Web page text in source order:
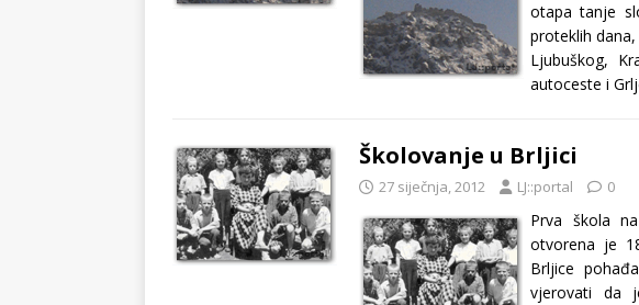
otapa tanje
proteklih
Ljubuškog,
autoceste i
Školovanje u Brljici
27 siječnja, 2012 LJ::portal 0
Prva škola
otvorena je
Brljice
vjerovati da